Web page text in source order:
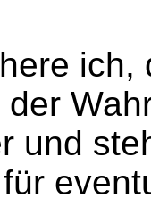
und